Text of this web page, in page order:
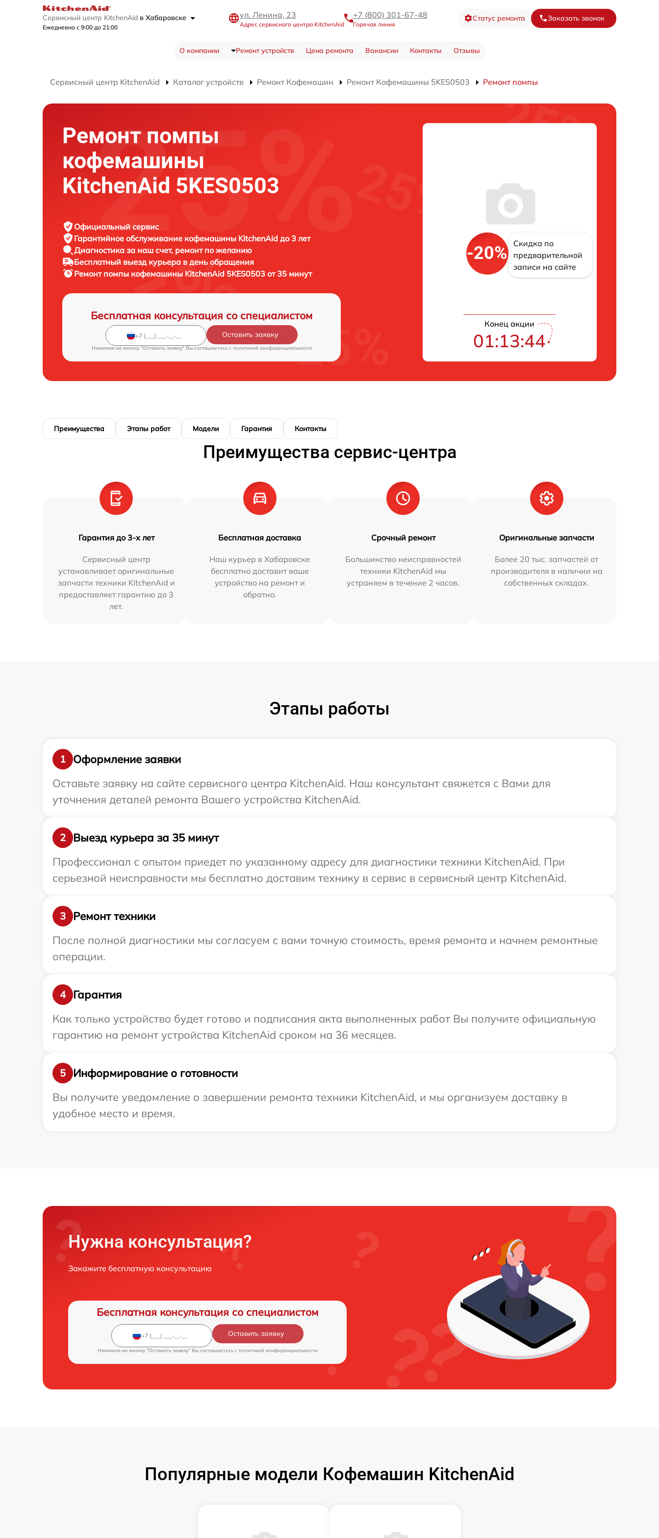
Сервисный центр KitchenAid в Хабаровске
Ежедневно с 9:00 до 21:00
ул. Ленина, 23
Адрес сервисного центра KitchenAid
+7 (800) 301-67-48
Горячая линия
Статус ремонта Заказать звонок
О компании Ремонт устройств Цена ремонта Вакансии Контакты Отзывы
Сервисный центр KitchenAid Каталог устройств Ремонт Кофемашин Ремонт Кофемашины 5KES0503 Ремонт помпы
Ремонт помпы
кофемашины
KitchenAid 5KES0503
Официальный сервис
Гарантийное обслуживание кофемашины KitchenAid до 3 лет
Диагностика за наш счет, ремонт по желанию
Бесплатный выезд курьера в день обращения
Ремонт помпы кофемашины KitchenAid 5KES0503 от 35 минут
Бесплатная консультация со специалистом
Оставить заявку
Нажимая на кнопку "Оставить заявку" Вы соглашаетесь c политикой конфиденциальности
-20%
Скидка по
предварительной
записи на сайте
Конец акции
01:13:43
Преимущества Этапы работ Модели Гарантия Контакты
Преимущества сервис-центра
Гарантия до 3-х лет
Сервисный центр
устанавливает оригинальные
запчасти техники KitchenAid и
предоставляет гарантию до 3
лет.
Бесплатная доставка
Наш курьер в Хабаровске
бесплатно доставит ваше
устройство на ремонт и
обратно.
Срочный ремонт
Большинство неисправностей
техники KitchenAid мы
устраняем в течение 2 часов.
Оригинальные запчасти
Более 20 тыс. запчастей от
производителя в наличии на
собственных складах.
Этапы работы
1
Оформление заявки
Оставьте заявку на сайте сервисного центра KitchenAid. Наш консультант свяжется с Вами для
уточнения деталей ремонта Вашего устройства KitchenAid.
2
Выезд курьера за 35 минут
Профессионал с опытом приедет по указанному адресу для диагностики техники KitchenAid. При
серьезной неисправности мы бесплатно доставим технику в сервис в сервисный центр KitchenAid.
3
Ремонт техники
После полной диагностики мы согласуем с вами точную стоимость, время ремонта и начнем ремонтные
операции.
4
Гарантия
Как только устройство будет готово и подписания акта выполненных работ Вы получите официальную
гарантию на ремонт устройства KitchenAid сроком на 36 месяцев.
5
Информирование о готовности
Вы получите уведомление о завершении ремонта техники KitchenAid, и мы организуем доставку в
удобное место и время.
Нужна консультация?
Закажите бесплатную консультацию
Бесплатная консультация со специалистом
Оставить заявку
Нажимая на кнопку "Оставить заявку" Вы соглашаетесь c политикой конфиденциальности
Популярные модели Кофемашин KitchenAid